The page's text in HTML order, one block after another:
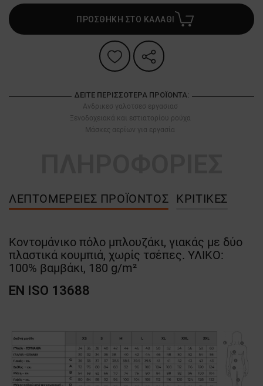
ΠΡΟΣΘΗΚΗ ΣΤΟ ΚΑΛΑΘΙ
ΔΕΊΤΕ ΠΕΡΙΣΣΌΤΕΡΑ ΠΡΟΪΌΝΤΑ:
Ανδρικεσ γαλοτσεσ εργασιασ
Ξενοδοχειακά και εστιατορίου ρούχα
Μάσκες αερίων για εργασία
ΛΕΠΤΟΜΈΡΕΙΕΣ ΠΡΟΪΌΝΤΟΣ ΚΡΙΤΙΚΈΣ
Κοντομάνικο πόλο μπλουζάκι, γιακάς με δύο
πλαστικά κουμπιά, χωρίς τσέπες. ΥΛΙΚΟ:
100% βαμβάκι, 180 g/m²
EN ISO 13688